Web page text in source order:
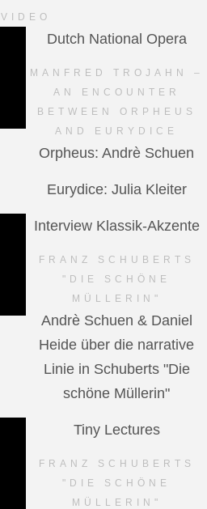
VIDEO
Dutch National Opera
MANFRED TROJAHN –
AN ENCOUNTER
BETWEEN ORPHEUS
AND EURYDICE
Orpheus: Andrè Schuen
Eurydice: Julia Kleiter
Interview Klassik-Akzente
FRANZ SCHUBERTS
"DIE SCHÖNE
MÜLLERIN"
Andrè Schuen & Daniel
Heide über die narrative
Linie in Schuberts "Die
schöne Müllerin"
Tiny Lectures
FRANZ SCHUBERTS
"DIE SCHÖNE
MÜLLERIN"